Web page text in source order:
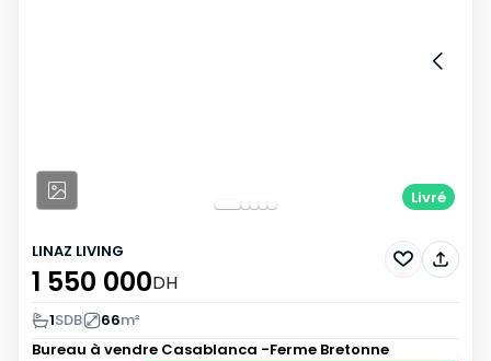
Livré
LINAZ LIVING
1 550 000DH
1SDB 66m²
Bureau à vendre Casablanca -Ferme Bretonne